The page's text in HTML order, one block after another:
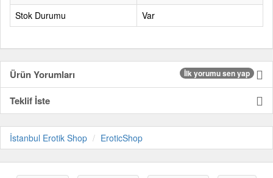
Stok Durumu
Var
Ürün Yorumları İlk yorumu sen yap
Teklif İste
İstanbul Erotik Shop EroticShop